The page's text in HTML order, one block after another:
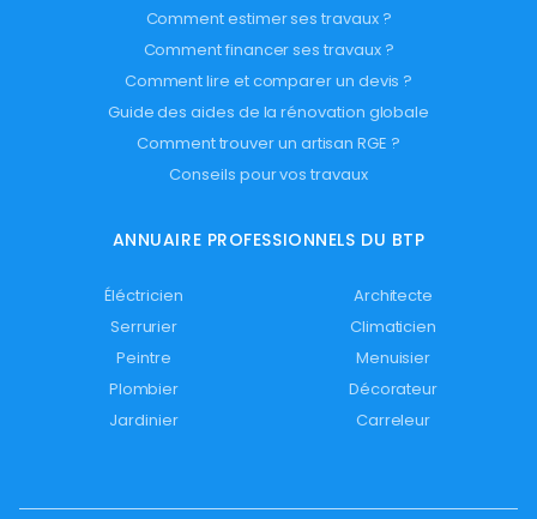
Comment estimer ses travaux ?
Comment financer ses travaux ?
Comment lire et comparer un devis ?
Guide des aides de la rénovation globale
Comment trouver un artisan RGE ?
Conseils pour vos travaux
ANNUAIRE PROFESSIONNELS DU BTP
Éléctricien
Architecte
Serrurier
Climaticien
Peintre
Menuisier
Plombier
Décorateur
Jardinier
Carreleur